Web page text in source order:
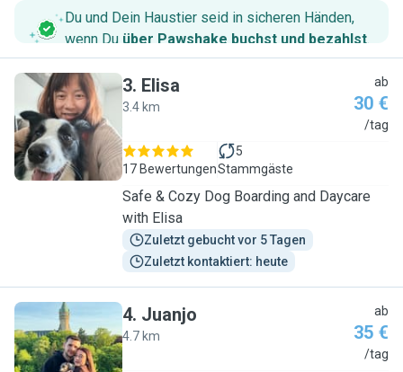
Du und Dein Haustier seid in sicheren Händen,
wenn Du über Pawshake buchst und bezahlst.
E
3. Elisa
3.4 km
ab
30 €
/tag
17 Bewertungen
5
Stammgäste
Safe & Cozy Dog Boarding and Daycare
with Elisa
Zuletzt gebucht vor 5 Tagen
Zuletzt kontaktiert: heute
J
4. Juanjo
4.7 km
ab
35 €
/tag